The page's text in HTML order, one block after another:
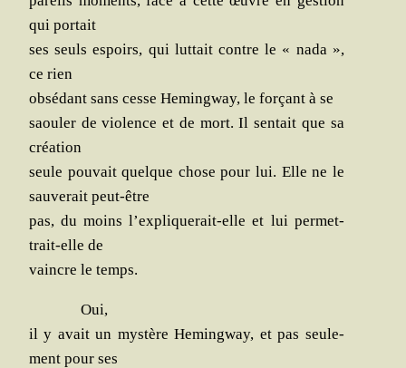
qui portait
ses seuls espoirs, qui lut­tait contre le « nada »,
ce rien
obsé­dant sans cesse Heming­way, le for­çant à se
saou­ler de vio­lence et de mort. Il sen­tait que sa
création
seule pou­vait quelque chose pour lui. Elle ne le
sau­ve­rait peut-être
pas, du moins l’expliquerait-elle et lui per­met­
trait-elle de
vaincre le temps.
Oui,
il y avait un mys­tère Heming­way, et pas seule­
ment pour ses